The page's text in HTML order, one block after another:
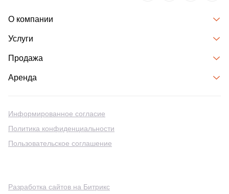
О компании
Услуги
Продажа
Аренда
Информированное согласие
Политика конфиденциальности
Пользовательское соглашение
Разработка сайтов на Битрикс